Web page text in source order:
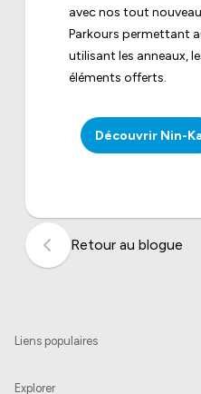
avec nos tout
Parkours permettant
utilisant les anneaux,
éléments offerts.
Découvrir Nin-
Retour au blogue
Liens populaires
Explorer